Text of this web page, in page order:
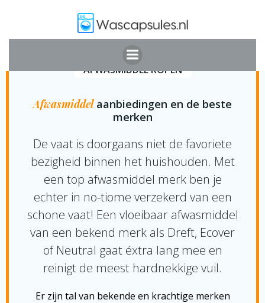
naar
de
inhoud
AFWASMIDDEL KOPEN
Afwasmiddelaanbiedingen en de beste
merken
De vaat is doorgaans niet de favoriete
bezigheid binnen het huishouden. Met
een top afwasmiddel merk ben je
echter in no-tiome verzekerd van een
schone vaat! Een vloeibaar afwasmiddel
van een bekend merk als Dreft, Ecover
of Neutral gaat éxtra lang mee en
reinigt de meest hardnekkige vuil.
Er zijn tal van bekende en krachtige merken